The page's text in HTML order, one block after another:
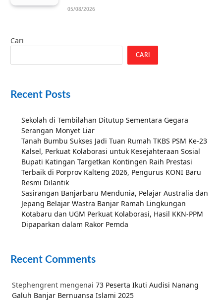
05/08/2026
Cari
CARI
Recent Posts
Sekolah di Tembilahan Ditutup Sementara Gegara
Serangan Monyet Liar
Tanah Bumbu Sukses Jadi Tuan Rumah TKBS PSM Ke-23
Kalsel, Perkuat Kolaborasi untuk Kesejahteraan Sosial
Bupati Katingan Targetkan Kontingen Raih Prestasi
Terbaik di Porprov Kalteng 2026, Pengurus KONI Baru
Resmi Dilantik
Sasirangan Banjarbaru Mendunia, Pelajar Australia dan
Jepang Belajar Wastra Banjar Ramah Lingkungan
Kotabaru dan UGM Perkuat Kolaborasi, Hasil KKN-PPM
Dipaparkan dalam Rakor Pemda
Recent Comments
Stephengrent mengenai 73 Peserta Ikuti Audisi Nanang
Galuh Banjar Bernuansa Islami 2025